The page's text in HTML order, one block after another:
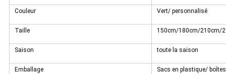
Couleur Vert/ personnalisé
Taille 150cm/180cm/210cm/
Saison toute la saison
Emballage Sacs en plastique/